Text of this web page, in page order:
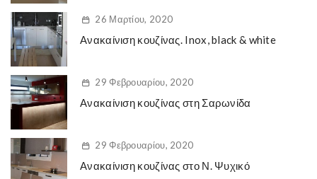
26 Μαρτίου, 2020
Ανακαίνιση κουζίνας. Inox, black & white
29 Φεβρουαρίου, 2020
Ανακαίνιση κουζίνας στη Σαρωνίδα
29 Φεβρουαρίου, 2020
Ανακαίνιση κουζίνας στο Ν. Ψυχικό